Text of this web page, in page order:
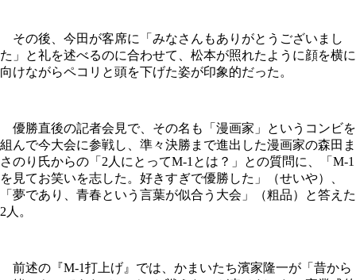
その後、今田が客席に「みなさんもありがとうございまし
た」と礼を述べるのに合わせて、松本が照れたように顔を横に
向けながらペコリと頭を下げた姿が印象的だった。
優勝直後の記者会見で、その名も「漫画家」というコンビを
組んで今大会に参戦し、準々決勝まで進出した漫画家の森田ま
さのり氏からの「2人にとってM-1とは？」との質問に、「M-1
を見てお笑いを志した。好きすぎで優勝した」（せいや）、
「夢であり、青春という言葉が似合う大会」（粗品）と答えた
2人。
前述の『M-1打上げ』では、かまいたち濱家隆一が「昔から